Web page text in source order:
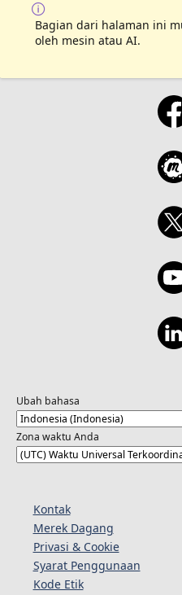
Bagian dari halaman ini
oleh mesin atau AI.
Ubah bahasa
Zona waktu Anda
Kontak
Merek Dagang
Privasi & Cookie
Syarat Penggunaan
Kode Etik